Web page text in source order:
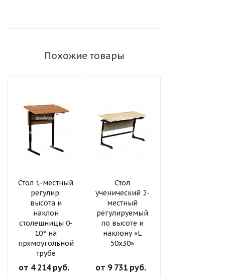
Похожие товары
Стол 1-местный
регулир.
высота и
наклон
столешницы 0-
10° на
прямоугольной
трубе
от 4 214 руб.
Стол
ученический 2-
местный
регулируемый
по высоте и
наклону «L
50x30»
от 9 731 руб.